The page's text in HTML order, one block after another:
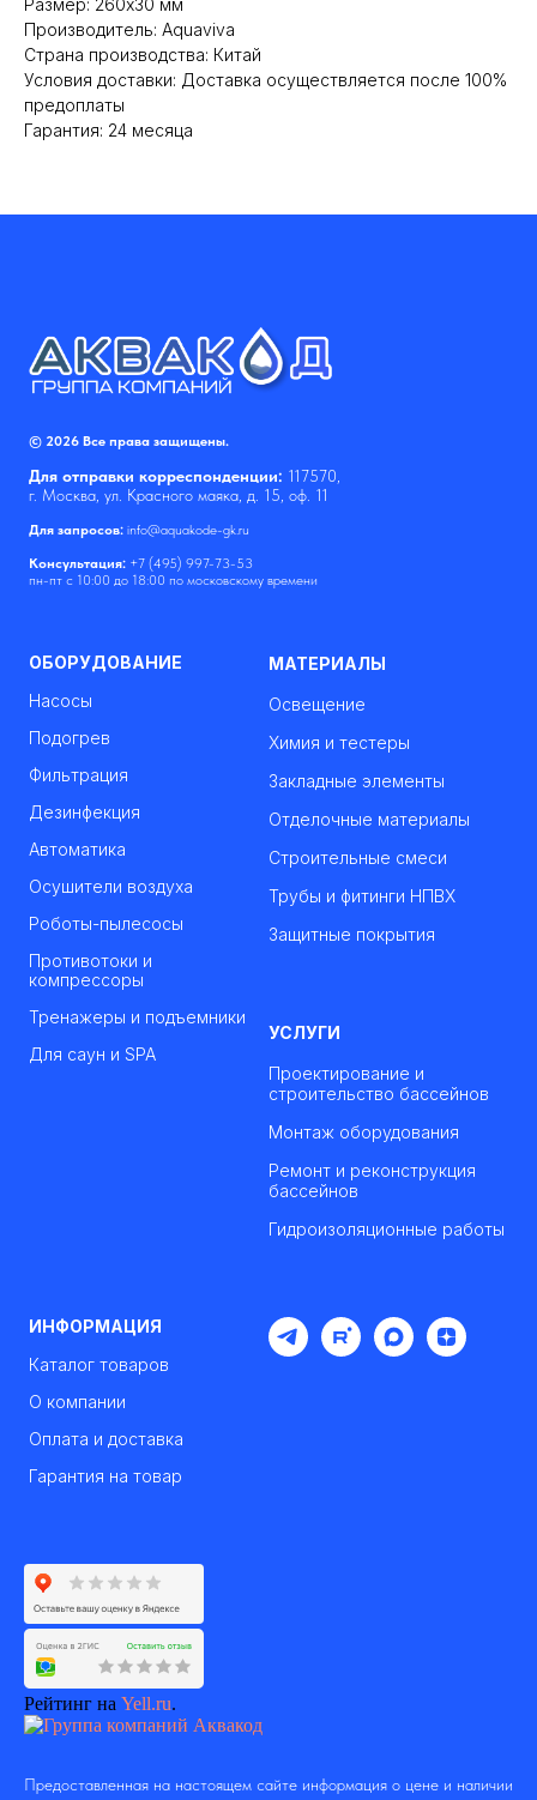
Размер: 260х30 мм
Производитель: Aquaviva
Cтрана производства: Китай
Условия доставки: Доставка осуществляется после 100%
предоплаты
Гарантия: 24 месяца
© 2026 Все права защищены.
Для отправки корреспонденции: 117570,
г. Москва, ул. Красного маяка, д. 15, оф. 11
Для запросов: info@aquakode-gk.ru
Консультация: +7 (495) 997-73-53
пн-пт с 10:00 до 18:00 по московскому времени
ОБОРУДОВАНИЕ
Насосы
Подогрев
Фильтрация
Дезинфекция
Автоматика
Осушители воздуха
Роботы-пылесосы
Противотоки и
компрессоры
Тренажеры и подъемники
Для саун и SPA
МАТЕРИАЛЫ
Освещение
Химия и тестеры
Закладные элементы
Отделочные материалы
Строительные смеси
Трубы и фитинги НПВХ
Защитные покрытия
УСЛУГИ
Проектирование и
строительство бассейнов
Монтаж оборудования
Ремонт и реконструкция
бассейнов
Гидроизоляционные работы
ИНФОРМАЦИЯ
Каталог товаров
О компании
Оплата и доставка
Гарантия на товар
Рейтинг на Yell.ru.
Предоставленная на настоящем сайте информация о цене и наличии